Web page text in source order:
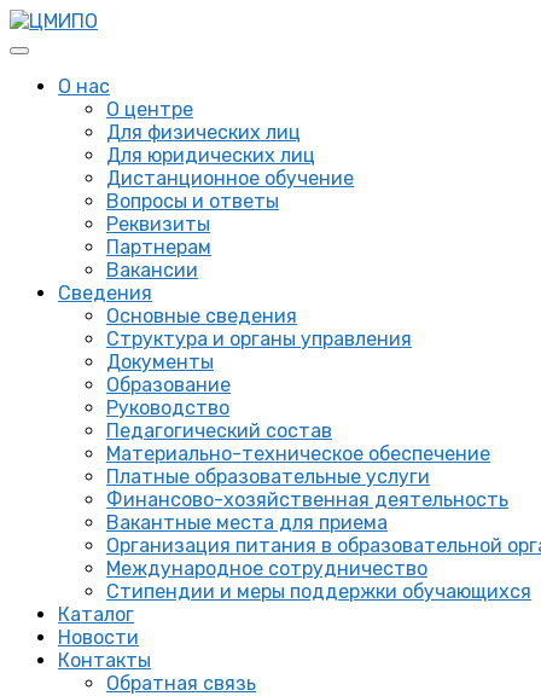
О нас
О центре
Для физических лиц
Для юридических лиц
Дистанционное обучение
Вопросы и ответы
Реквизиты
Партнерам
Вакансии
Сведения
Основные сведения
Структура и органы управления
Документы
Образование
Руководство
Педагогический состав
Материально-техническое обеспечение
Платные образовательные услуги
Финансово-хозяйственная деятельность
Вакантные места для приема
Организация питания в образовательной
Международное сотрудничество
Стипендии и меры поддержки обучающихся
Каталог
Новости
Контакты
Обратная связь